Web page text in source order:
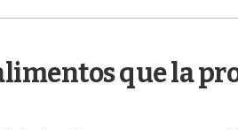
que la